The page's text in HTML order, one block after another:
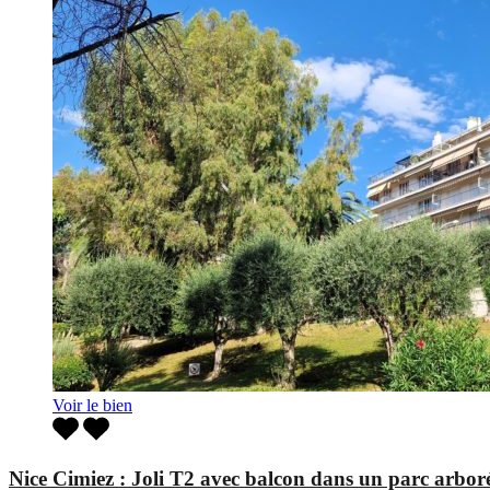
Voir le bien
Nice Cimiez : Joli T2 avec balcon dans un parc